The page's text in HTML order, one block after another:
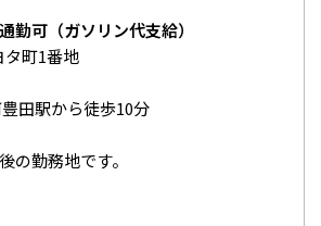
勤可（ガソリン代支給）
タ町1番地
田駅から徒歩10分
の勤務地です。